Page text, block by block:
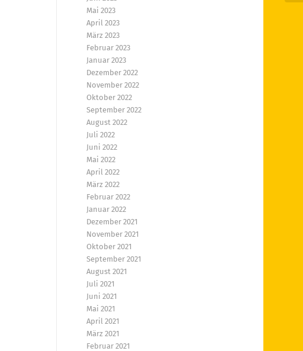
Mai 2023
April 2023
März 2023
Februar 2023
Januar 2023
Dezember 2022
November 2022
Oktober 2022
September 2022
August 2022
Juli 2022
Juni 2022
Mai 2022
April 2022
März 2022
Februar 2022
Januar 2022
Dezember 2021
November 2021
Oktober 2021
September 2021
August 2021
Juli 2021
Juni 2021
Mai 2021
April 2021
März 2021
Februar 2021